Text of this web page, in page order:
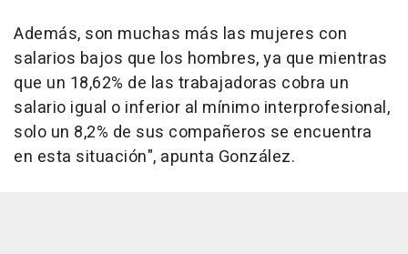
Además, son muchas más las mujeres con
salarios bajos que los hombres, ya que mientras
que un 18,62% de las trabajadoras cobra un
salario igual o inferior al mínimo interprofesional,
solo un 8,2% de sus compañeros se encuentra
en esta situación", apunta González.